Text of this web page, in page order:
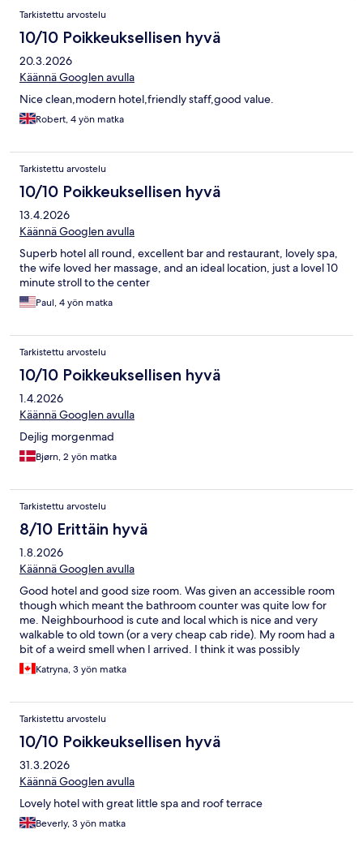
Tarkistettu arvostelu
10/10 Poikkeuksellisen hyvä
20.3.2026
Käännä Googlen avulla
Nice clean,modern hotel,friendly staff,good value.
Robert, 4 yön matka
Tarkistettu arvostelu
10/10 Poikkeuksellisen hyvä
13.4.2026
Käännä Googlen avulla
Superb hotel all round, excellent bar and restaurant, lovely spa,
the wife loved her massage, and an ideal location, just a lovel 10
minute stroll to the center
Paul, 4 yön matka
Tarkistettu arvostelu
10/10 Poikkeuksellisen hyvä
1.4.2026
Käännä Googlen avulla
Dejlig morgenmad
Bjørn, 2 yön matka
Tarkistettu arvostelu
8/10 Erittäin hyvä
1.8.2026
Käännä Googlen avulla
Good hotel and good size room. Was given an accessible room
though which meant the bathroom counter was quite low for
me. Neighbourhood is cute and local which is nice and very
walkable to old town (or a very cheap cab ride). My room had a
bit of a weird smell when I arrived. I think it was possibly
because it was over the restaurant? The lighting in the room is
slightly strange you can’t control all the light through the switch
bathroom for five second before it comes on.
Katryna, 3 yön matka
Tarkistettu arvostelu
10/10 Poikkeuksellisen hyvä
31.3.2026
Käännä Googlen avulla
Lovely hotel with great little spa and roof terrace
Beverly, 3 yön matka